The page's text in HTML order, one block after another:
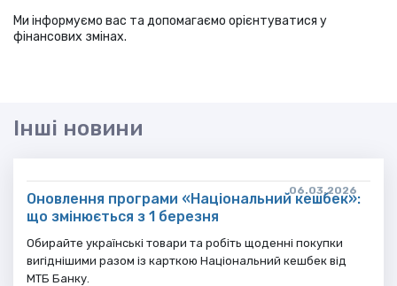
Ми інформуємо вас та допомагаємо орієнтуватися у
фінансових змінах.
Інші новини
06.03.2026
Оновлення програми «Національний кешбек»:
що змінюється з 1 березня
Обирайте українські товари та робіть щоденні покупки
вигіднішими разом із карткою Національний кешбек від
МТБ Банку.